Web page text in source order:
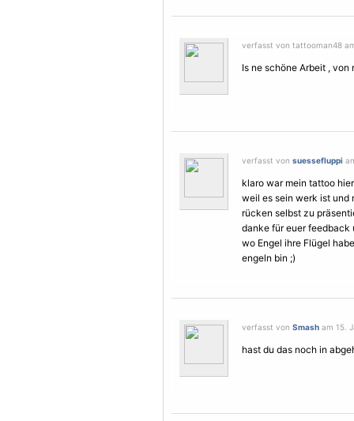
verfasst von tattooman48
Is ne schöne Arbeit , von
verfasst von suessefluppi
klaro war mein tattoo
weil es sein werk ist und
rücken selbst zu
danke für euer feedback
wo Engel ihre Flügel
engeln bin ;)
verfasst von Smash am 15.
hast du das noch in